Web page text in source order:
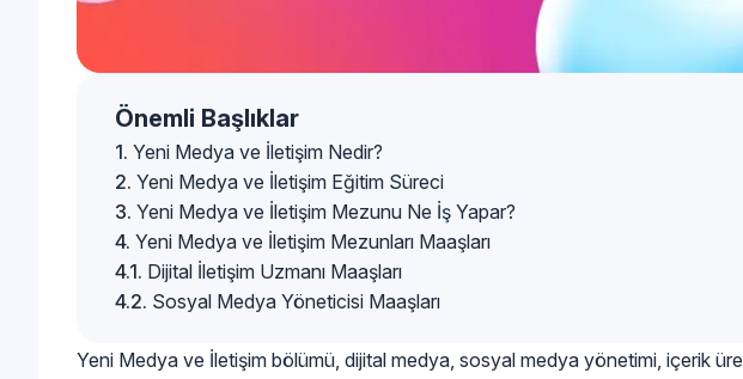
Önemli Başlıklar
Yeni Medya ve İletişim Nedir?
Yeni Medya ve İletişim Eğitim Süreci
Yeni Medya ve İletişim Mezunu Ne İş Yapar?
Yeni Medya ve İletişim Mezunları Maaşları
Dijital İletişim Uzmanı Maaşları
Sosyal Medya Yöneticisi Maaşları
Yeni Medya ve İletişim bölümü, dijital medya, sosyal medya yönetimi, içerik